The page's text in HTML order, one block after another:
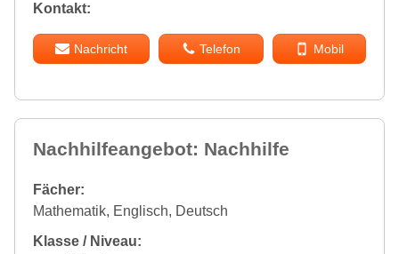
Kontakt:
Nachricht Telefon Mobil
Nachhilfeangebot: Nachhilfe
Fächer:
Mathematik, Englisch, Deutsch
Klasse / Niveau: